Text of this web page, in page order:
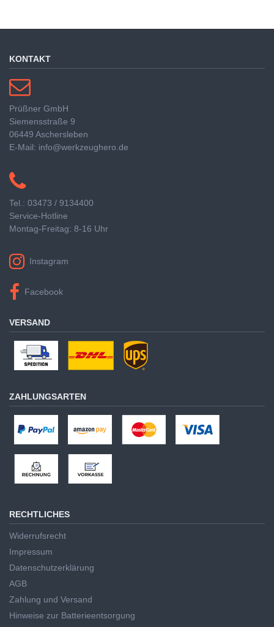
KONTAKT
Prüßner GmbH
Siemensstraße 9
06449 Aschersleben
E-Mail: info@werkzeughero.de
Tel.: 03473 / 9134400
Service-Hotline
Montag-Freitag: 8-16 Uhr
Instagram
Facebook
VERSAND
ZAHLUNGSARTEN
RECHTLICHES
Widerrufsrecht
Impressum
Datenschutzerklärung
AGB
Zahlung und Versand
Hinweise zur Batterieentsorgung